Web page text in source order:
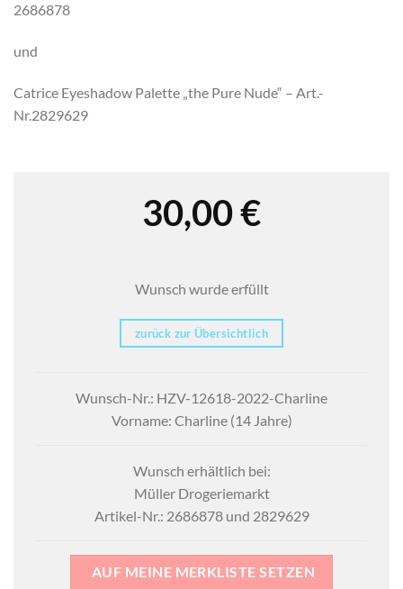
2686878
und
Catrice Eyeshadow Palette „the Pure Nude“ – Art.-
Nr.2829629
30,00€
Wunsch wurde erfüllt
zurück zur Übersichtlich
Wunsch-Nr.: HZV-12618-2022-Charline
Vorname: Charline (14 Jahre)
Wunsch erhältlich bei:
Müller Drogeriemarkt
Artikel-Nr.: 2686878 und 2829629
AUF MEINE MERKLISTE SETZEN